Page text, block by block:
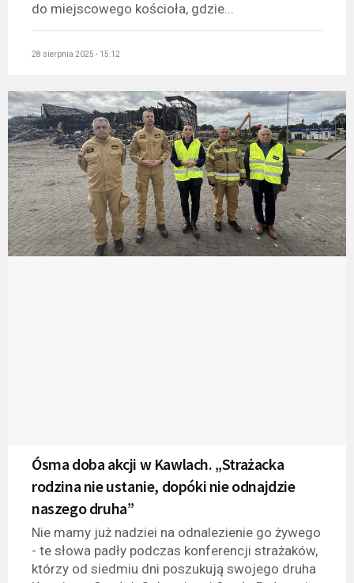
do miejscowego kościoła, gdzie...
28 sierpnia 2025 - 15:12
Ósma doba akcji w Kawlach. „Strażacka
rodzina nie ustanie, dopóki nie odnajdzie
naszego druha”
Nie mamy już nadziei na odnalezienie go żywego
- te słowa padły podczas konferencji strażaków,
którzy od siedmiu dni poszukują swojego druha